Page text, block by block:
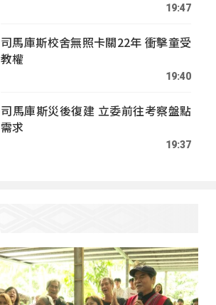
19:47
司馬庫斯校舍無照卡關22年 衝擊童受
教權
19:40
司馬庫斯災後復建 立委前往考察盤點
需求
19:37